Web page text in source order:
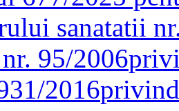
sanatatii
95/2006
2016